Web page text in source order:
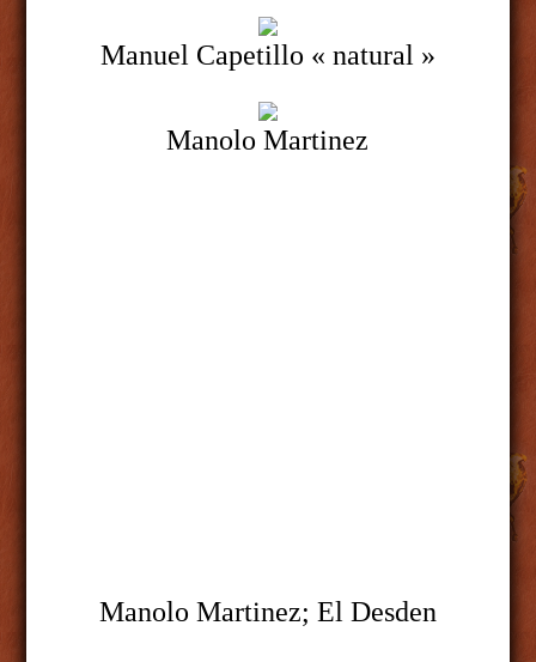
Manuel Capetillo « natural »
Manolo Martinez
Manolo Martinez; El Desden